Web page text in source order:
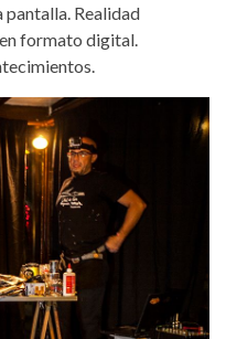
Realidad
formato digital.